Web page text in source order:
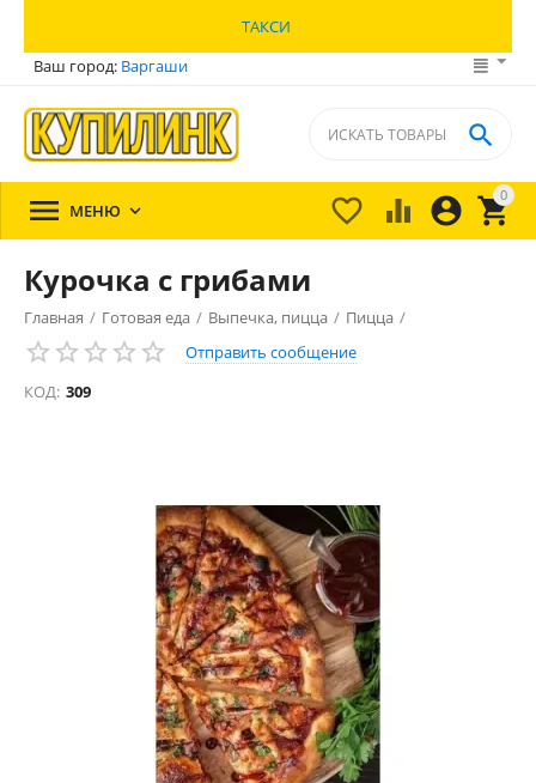
ТАКСИ
Ваш город: Варгаши
0


 

 МЕНЮ 
Курочка с грибами
Главная / Готовая еда / Выпечка, пицца / Пицца /
Отправить сообщение
КОД: 309